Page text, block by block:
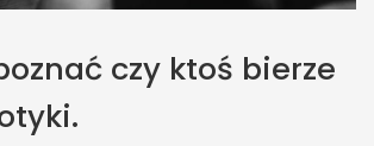
czy ktoś bierze